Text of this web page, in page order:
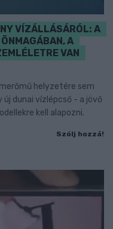
VÍZÁLLÁSÁRÓL: A
A
VAN
helyzetére sem
dunai vízlépcső - a jövő
kell alapozni.
Szólj hozzá!